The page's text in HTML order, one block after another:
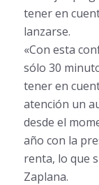
tener en
lanzarse.
«Con esta
sólo 30
tener en
atención un
desde el
año con la
renta, lo que
Zaplana.